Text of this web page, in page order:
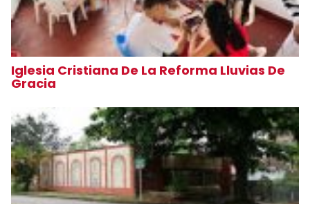
Iglesia Cristiana De La Reforma Lluvias De
Gracia